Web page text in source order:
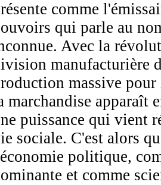
comme
qui parle au
Avec la
manufacturière
massive
marchandise apparaît
puissance qui vient
sociale. C'est alors
politique,
et comme